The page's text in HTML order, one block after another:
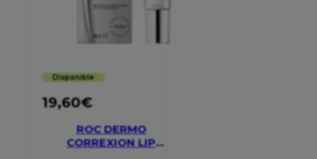
Disponible
19,60€
ROC DERMO
CORREXION LIP